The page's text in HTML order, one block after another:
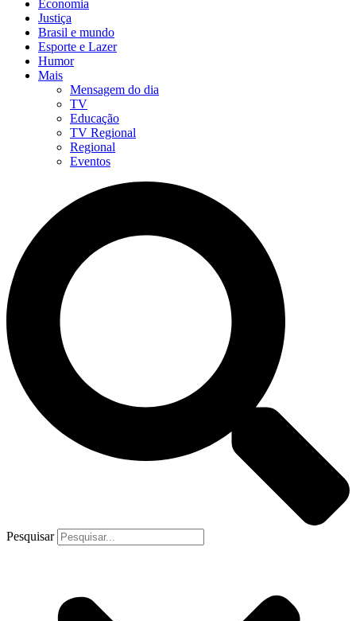
Economia
Justiça
Brasil e mundo
Esporte e Lazer
Humor
Mais
Mensagem do dia
TV
Educação
TV Regional
Regional
Eventos
Pesquisar